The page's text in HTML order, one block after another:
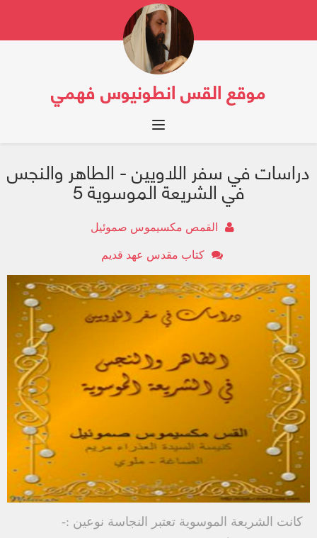
موقع القس انطونيوس فهمي
Toggle navigation
دراسات في سفر اللاويين - الطاهر والنجس
في الشريعة الموسوية 5
القمص مكسيموس صموئيل
كتاب مقدس عهد قديم
كانت الشريعة الموسوية تعتبر النجاسة نوعين :-